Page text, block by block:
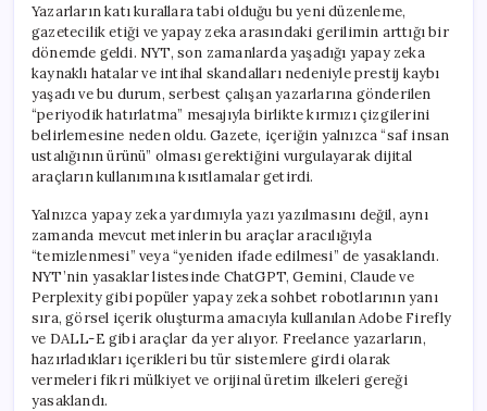
Yazarların katı kurallara tabi olduğu bu yeni düzenleme,
gazetecilik etiği ve yapay zeka arasındaki gerilimin arttığı bir
dönemde geldi. NYT, son zamanlarda yaşadığı yapay zeka
kaynaklı hatalar ve intihal skandalları nedeniyle prestij kaybı
yaşadı ve bu durum, serbest çalışan yazarlarına gönderilen
“periyodik hatırlatma” mesajıyla birlikte kırmızı çizgilerini
belirlemesine neden oldu. Gazete, içeriğin yalnızca “saf insan
ustalığının ürünü” olması gerektiğini vurgulayarak dijital
araçların kullanımına kısıtlamalar getirdi.
Yalnızca yapay zeka yardımıyla yazı yazılmasını değil, aynı
zamanda mevcut metinlerin bu araçlar aracılığıyla
“temizlenmesi” veya “yeniden ifade edilmesi” de yasaklandı.
NYT’nin yasaklar listesinde ChatGPT, Gemini, Claude ve
Perplexity gibi popüler yapay zeka sohbet robotlarının yanı
sıra, görsel içerik oluşturma amacıyla kullanılan Adobe Firefly
ve DALL-E gibi araçlar da yer alıyor. Freelance yazarların,
hazırladıkları içerikleri bu tür sistemlere girdi olarak
vermeleri fikri mülkiyet ve orijinal üretim ilkeleri gereği
yasaklandı.